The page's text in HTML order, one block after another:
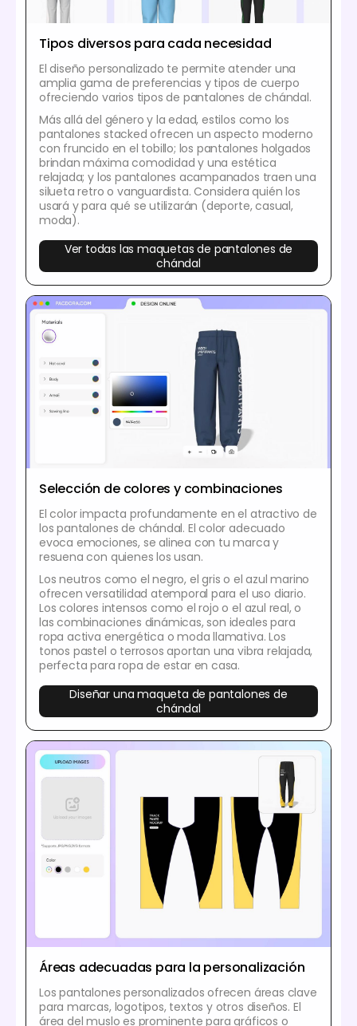
Tipos diversos para cada necesidad
El diseño personalizado te permite atender una
amplia gama de preferencias y tipos de cuerpo
ofreciendo varios tipos de pantalones de chándal.
Más allá del género y la edad, estilos como los
pantalones stacked ofrecen un aspecto moderno
con fruncido en el tobillo; los pantalones holgados
brindan máxima comodidad y una estética
relajada; y los pantalones acampanados traen una
silueta retro o vanguardista. Considera quién los
usará y para qué se utilizarán (deporte, casual,
moda).
Ver todas las maquetas de pantalones de
chándal
Selección de colores y combinaciones
El color impacta profundamente en el atractivo de
los pantalones de chándal. El color adecuado
evoca emociones, se alinea con tu marca y
resuena con quienes los usan.
Los neutros como el negro, el gris o el azul marino
ofrecen versatilidad atemporal para el uso diario.
Los colores intensos como el rojo o el azul real, o
las combinaciones dinámicas, son ideales para
ropa activa energética o moda llamativa. Los
tonos pastel o terrosos aportan una vibra relajada,
perfecta para ropa de estar en casa.
Diseñar una maqueta de pantalones de
chándal
Áreas adecuadas para la personalización
Los pantalones personalizados ofrecen áreas clave
para marcas, logotipos, textos y otros diseños. El
área del muslo es prominente para gráficos o